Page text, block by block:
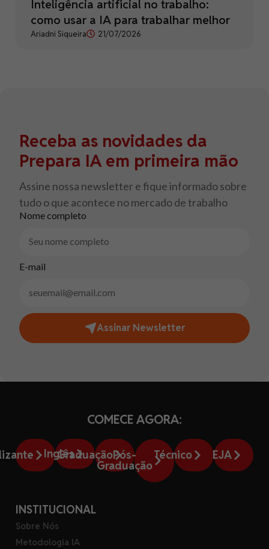
Inteligência artificial no trabalho:
como usar a IA para trabalhar melhor
Ariadni Siqueira 21/07/2026
Receba as novidades da
Prepara IA em primeira mão
Assine nossa newsletter e fique informado sobre
tudo o que acontece no mercado de trabalho
Nome completo
E-mail
Assinar Newsletter
COMECE AGORA:
Inglês
GraduaçãoPós-
Graduação
Técnico EJA
INSTITUCIONAL
Sobre Nós
Metodologia IA